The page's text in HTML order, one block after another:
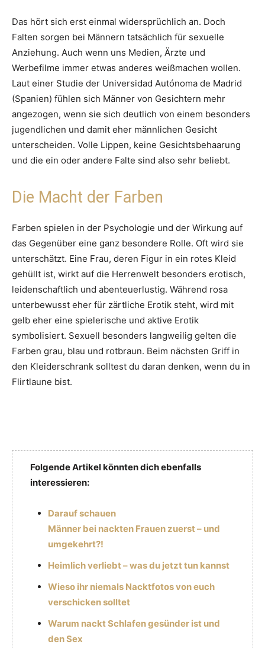
Das hört sich erst einmal widersprüchlich an. Doch
Falten sorgen bei Männern tatsächlich für sexuelle
Anziehung. Auch wenn uns Medien, Ärzte und
Werbefilme immer etwas anderes weißmachen wollen.
Laut einer Studie der Universidad Autónoma de Madrid
(Spanien) fühlen sich Männer von Gesichtern mehr
angezogen, wenn sie sich deutlich von einem besonders
jugendlichen und damit eher männlichen Gesicht
unterscheiden. Volle Lippen, keine Gesichtsbehaarung
und die ein oder andere Falte sind also sehr beliebt.
Die Macht der Farben
Farben spielen in der Psychologie und der Wirkung auf
das Gegenüber eine ganz besondere Rolle. Oft wird sie
unterschätzt. Eine Frau, deren Figur in ein rotes Kleid
gehüllt ist, wirkt auf die Herrenwelt besonders erotisch,
leidenschaftlich und abenteuerlustig. Während rosa
unterbewusst eher für zärtliche Erotik steht, wird mit
gelb eher eine spielerische und aktive Erotik
symbolisiert. Sexuell besonders langweilig gelten die
Farben grau, blau und rotbraun. Beim nächsten Griff in
den Kleiderschrank solltest du daran denken, wenn du in
Flirtlaune bist.
Folgende Artikel könnten dich ebenfalls
interessieren:
Darauf schauen
Männer bei nackten Frauen zuerst – und
umgekehrt?!
Heimlich verliebt – was du jetzt tun kannst
Wieso ihr niemals Nacktfotos von euch
verschicken solltet
Warum nackt Schlafen gesünder ist und
den Sex